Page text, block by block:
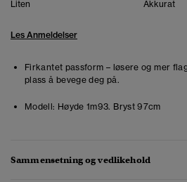
Liten Akkurat
Les Anmeldelser
Firkantet passform – løsere og mer
plass å bevege deg på.
Modell: Høyde 1m93. Bryst 97cm
Sammensetning og vedlikehold